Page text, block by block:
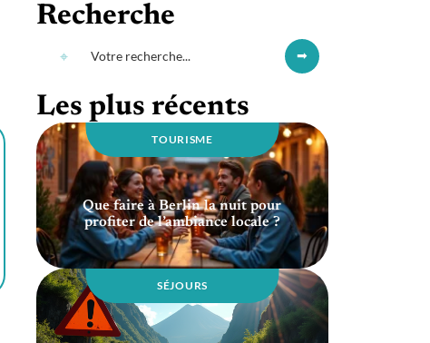
Recherche
Les plus récents
TOURISME
Que faire à Berlin la nuit pour
profiter de l’ambiance locale ?
SÉJOURS